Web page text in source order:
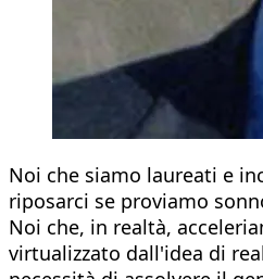
Noi che siamo laureati e
riposarci se proviamo
Noi che, in realtà,
virtualizzato dall'idea di